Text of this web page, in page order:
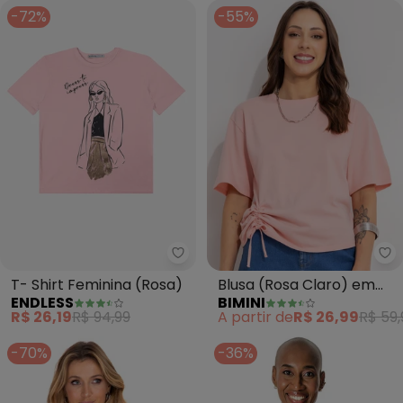
-72%
Endless - T- Shirt Feminina
T- Shirt Feminina (Rosa)
ENDLESS
R$ 26,19R$ 94,99
-55%
Blusa (Rosa Claro) em
Malha de Algodão
BIMINI
A partir deR$ 26,99R$
-70%
-36%